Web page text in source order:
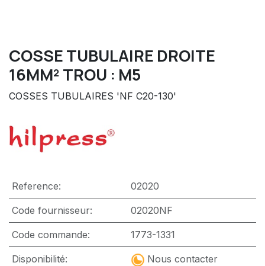
COSSE TUBULAIRE DROITE
16MM² TROU : M5
COSSES TUBULAIRES 'NF C20-130'
Reference: 02020
Code fournisseur: 02020NF
Code commande: 1773-1331
Disponibilité: Nous contacter